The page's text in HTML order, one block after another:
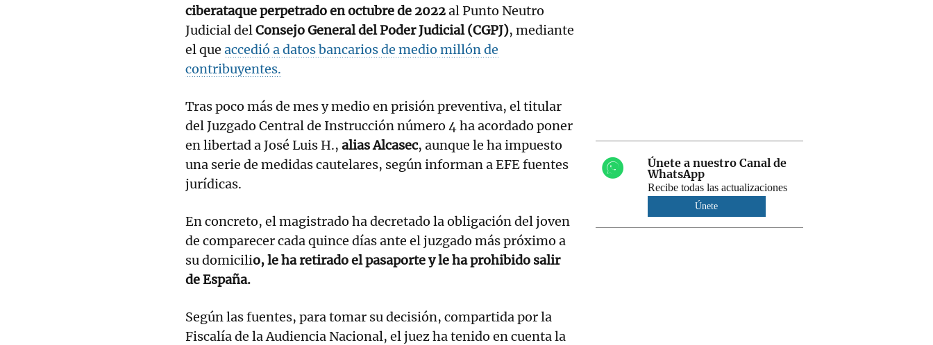
ciberataque perpetrado en octubre de 2022al Punto Neutro
Judicial delConsejo General del Poder Judicial (CGPJ), mediante
el que accedió a datos bancarios de medio millón de
contribuyentes.
Tras poco más de mes y medio en prisión preventiva, el titular
del Juzgado Central de Instrucción número 4 ha acordado poner
en libertad a José Luis H., alias Alcasec, aunque le ha impuesto
una serie de medidas cautelares, según informan a EFE fuentes
jurídicas.
En concreto, el magistrado ha decretado la obligación del joven
de comparecer cada quince días ante el juzgado más próximo a
su domicilio, le ha retirado el pasaporte y le ha prohibido salir
de España.
Según las fuentes, para tomar su decisión, compartida por la
Fiscalía de la Audiencia Nacional, el juez ha tenido en cuenta la
Únete a nuestro Canal de
WhatsApp
Recibe todas las actualizaciones
Únete